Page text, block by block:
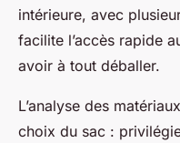
intérieure, avec
facilite l’accès rapide
avoir à tout déballer.
L’analyse des
choix du sac :